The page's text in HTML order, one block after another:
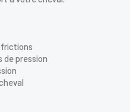
de pression